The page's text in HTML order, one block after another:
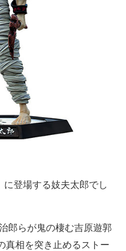
登場する妓夫太郎でし
郎らが鬼の棲む吉原遊郭
真相を突き止めるストー